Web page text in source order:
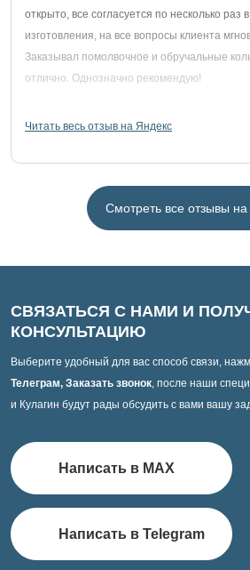
открыто, все согласуется по несколько раз
изготовления, на все вопросы клиента
Заказывал помолвочное и обручальные
отлично. Однозначно рекомендую!
Читать весь отзыв на Яндекс
Смотреть все отзывы
СВЯЗАТЬСЯ С НАМИ И
КОНСУЛЬТАЦИЮ
Выберите удобный для вас способ связи,
Телеграм, Заказать звонок, после наши
и Кулагин будут рады обсудить с вами вашу
Написать в MAX
Написать в Telegram